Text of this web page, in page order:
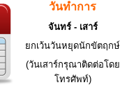
วันทำการ
จันทร์ - เสาร์
ยกเว้นวันหยุดนักขัตฤกษ์
(วันเสาร์กรุณาติดต่อโดย
โทรศัพท์)